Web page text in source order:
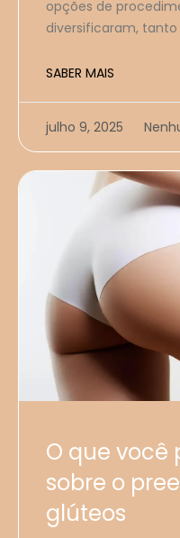
opções de
diversificaram, tanto
SABER MAIS
julho 9, 2025
O que você
sobre o
glúteos